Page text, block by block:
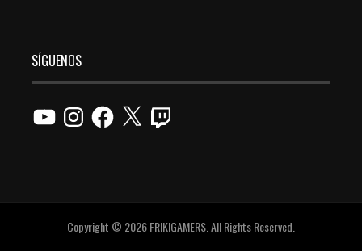
SÍGUENOS
YouTubeInstagramFacebook
X Twitch
Copyright © 2026 FRIKIGAMERS. All Rights Reserved.